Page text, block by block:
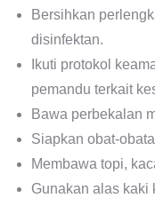
Bersihkan
disinfektan.
Ikuti protokol
pemandu terkait
Bawa perbekalan
Siapkan obat-
Membawa topi,
Gunakan alas kaki